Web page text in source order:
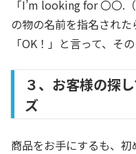
「I’m looking for 〇〇.
の物の名前を指名された
「OK！」と言って、そ
３、お客様の探
ズ
商品をお手にするも、